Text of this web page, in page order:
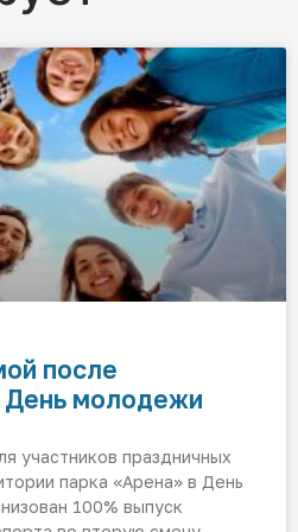
после
День молодежи
участников праздничных
парка «Арена» в День
100% выпуск